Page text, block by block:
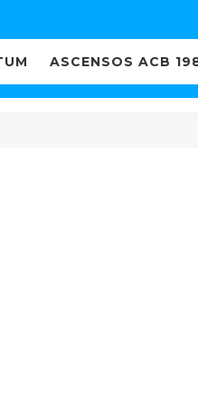
ASCENSOS ACB